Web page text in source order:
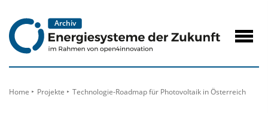
Inhalt
Home Projekte Technologie-Roadmap für Photovoltaik in Österreich